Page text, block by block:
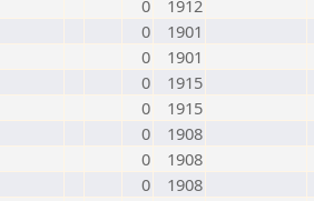
0
1912
0
1901
0
1901
0
1915
0
1915
0
1908
0
1908
0
1908